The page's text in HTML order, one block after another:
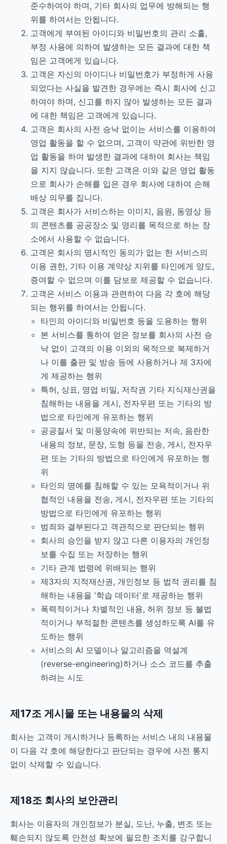
준수하여야 하며, 기타 회사의 업무에 방해되는 행
위를 하여서는 안됩니다.
고객에게 부여된 아이디와 비밀번호의 관리 소홀,
부정 사용에 의하여 발생하는 모든 결과에 대한 책
임은 고객에게 있습니다.
고객은 자신의 아이디나 비밀번호가 부정하게 사용
되었다는 사실을 발견한 경우에는 즉시 회사에 신고
하여야 하며, 신고를 하지 않아 발생하는 모든 결과
에 대한 책임은 고객에게 있습니다.
고객은 회사의 사전 승낙 없이는 서비스를 이용하여
영업 활동을 할 수 없으며, 고객이 약관에 위반한 영
업 활동을 하여 발생한 결과에 대하여 회사는 책임
을 지지 않습니다. 또한 고객은 이와 같은 영업 활동
으로 회사가 손해를 입은 경우 회사에 대하여 손해
배상 의무를 집니다.
고객은 회사가 서비스하는 이미지, 음원, 동영상 등
의 콘텐츠를 공공장소 및 영리를 목적으로 하는 장
소에서 사용할 수 없습니다.
고객은 회사의 명시적인 동의가 없는 한 서비스의
이용 권한, 기타 이용 계약상 지위를 타인에게 양도,
증여할 수 없으며 이를 담보로 제공할 수 없습니다.
고객은 서비스 이용과 관련하여 다음 각 호에 해당
되는 행위를 하여서는 안됩니다.
타인의 아이디와 비밀번호 등을 도용하는 행위
본 서비스를 통하여 얻은 정보를 회사의 사전 승
낙 없이 고객의 이용 이외의 목적으로 복제하거
나 이를 출판 및 방송 등에 사용하거나 제 3자에
게 제공하는 행위
특허, 상표, 영업 비밀, 저작권 기타 지식재산권을
침해하는 내용을 게시, 전자우편 또는 기타의 방
법으로 타인에게 유포하는 행위
공공질서 및 미풍양속에 위반되는 저속, 음란한
내용의 정보, 문장, 도형 등을 전송, 게시, 전자우
편 또는 기타의 방법으로 타인에게 유포하는 행
위
타인의 명예를 침해할 수 있는 모욕적이거나 위
협적인 내용을 전송, 게시, 전자우편 또는 기타의
방법으로 타인에게 유포하는 행위
범죄와 결부된다고 객관적으로 판단되는 행위
회사의 승인을 받지 않고 다른 이용자의 개인정
보를 수집 또는 저장하는 행위
기타 관계 법령에 위배되는 행위
제3자의 지적재산권, 개인정보 등 법적 권리를 침
해하는 내용을 '학습 데이터'로 제공하는 행위
폭력적이거나 차별적인 내용, 허위 정보 등 불법
적이거나 부적절한 콘텐츠를 생성하도록 AI를 유
도하는 행위
서비스의 AI 모델이나 알고리즘을 역설계
(reverse-engineering)하거나 소스 코드를 추출
하려는 시도
제17조 게시물 또는 내용물의 삭제
회사는 고객이 게시하거나 등록하는 서비스 내의 내용물
이 다음 각 호에 해당한다고 판단되는 경우에 사전 통지
없이 삭제할 수 있습니다.
제18조 회사의 보안관리
회사는 이용자의 개인정보가 분실, 도난, 누출, 변조 또는
훼손되지 않도록 안전성 확보에 필요한 조치를 강구합니